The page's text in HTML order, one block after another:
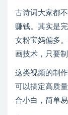
古诗词大家都
赚钱。其实是
女粉宝妈偏多
画技术，只要
这类视频的制
可以搞定高质
合小白，简单易